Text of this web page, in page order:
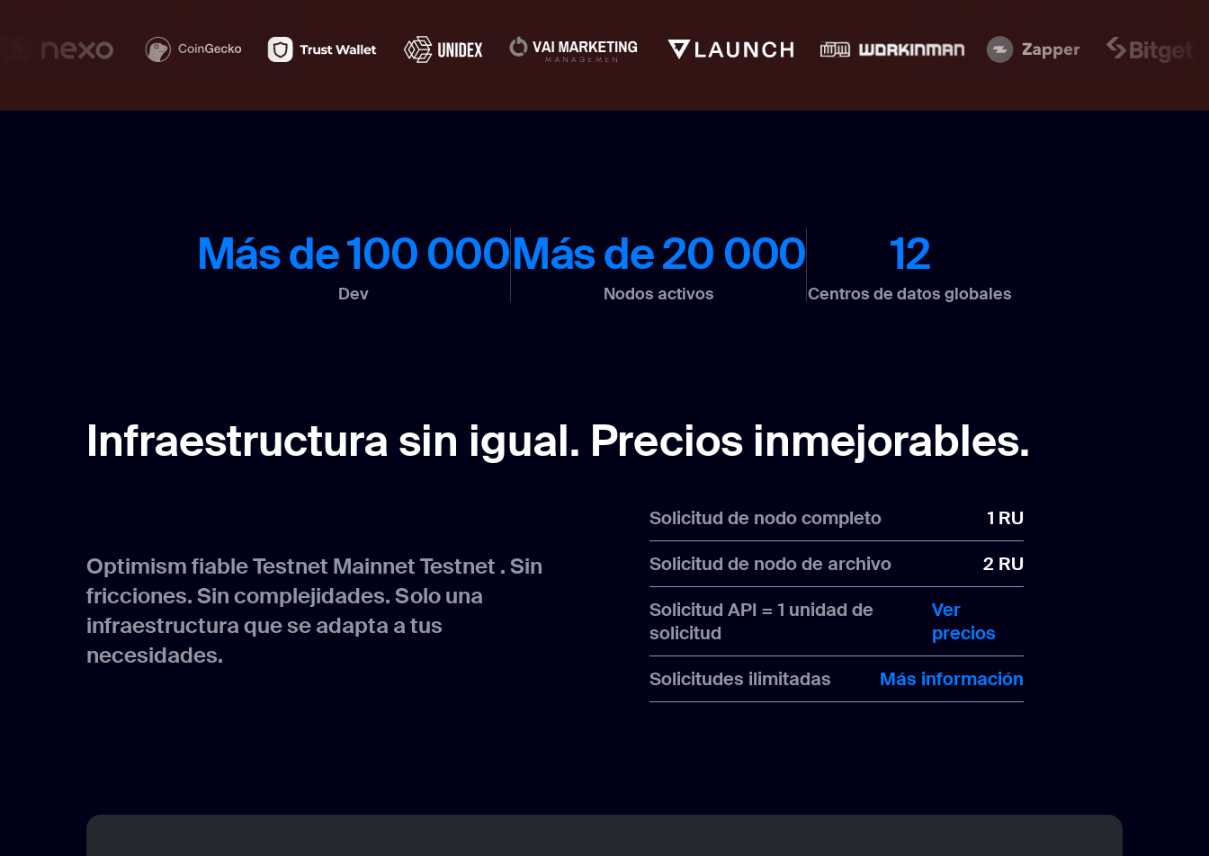
Más de 100 000
Dev
Más de 20 000
Nodos activos
12
Centros de datos globales
Infraestructura sin igual. Precios inmejorables.
Optimism fiable Testnet Mainnet Testnet . Sin
fricciones. Sin complejidades. Solo una
infraestructura que se adapta a tus
necesidades.
Solicitud de nodo completo
1 RU
Solicitud de nodo de archivo
2 RU
Solicitud API = 1 unidad de
solicitud
Ver
precios
Solicitudes ilimitadas
Más información